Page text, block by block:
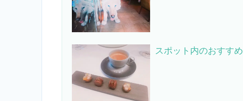
スポット内のおすすめ